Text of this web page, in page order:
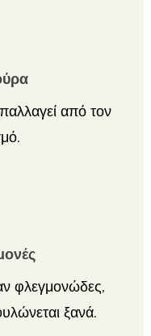
από τον
φλεγμονώδες,
ξανά.